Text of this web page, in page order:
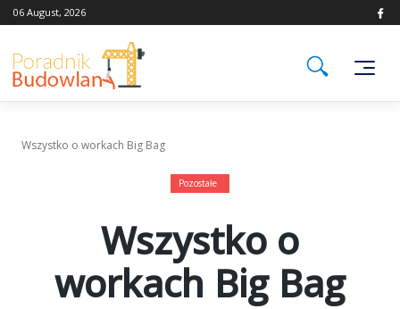
Skip
to
06 August, 2026
Wszystko o workach Big Bag
Pozostałe
Wszystko o
workach Big Bag